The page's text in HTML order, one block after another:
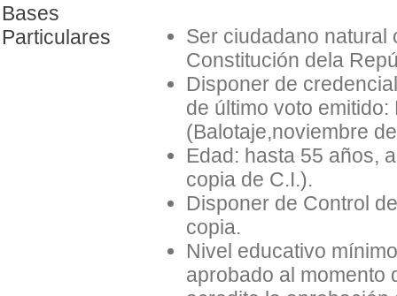
Bases
Particulares
Ser ciudadano natural
Constitución dela
Disponer de
de último voto
(Balotaje,noviembre
Edad: hasta 55 años,
copia de C.I.).
Disponer de Control
copia.
Nivel educativo
aprobado al momento